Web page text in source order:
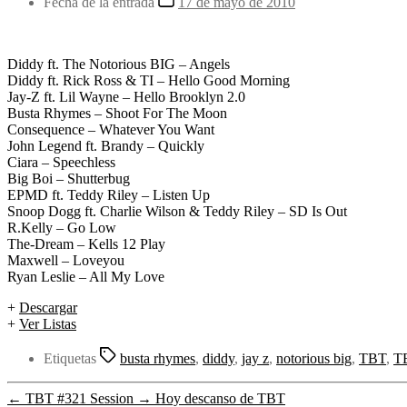
Diddy ft. The Notorious BIG – Angels
Diddy ft. Rick Ross & TI – Hello Good Morning
Jay-Z ft. Lil Wayne – Hello Brooklyn 2.0
Busta Rhymes – Shoot For The Moon
Consequence – Whatever You Want
John Legend ft. Brandy – Quickly
Ciara – Speechless
Big Boi – Shutterbug
EPMD ft. Teddy Riley – Listen Up
Snoop Dogg ft. Charlie Wilson & Teddy Riley – SD Is Out
R.Kelly – Go Low
The-Dream – Kells 12 Play
Maxwell – Loveyou
Ryan Leslie – All My Love
+ Descargar
+ Ver Listas
Etiquetas busta rhymes, diddy, jay z, notorious big, TBT,
← TBT #321 Session → Hoy descanso de TBT